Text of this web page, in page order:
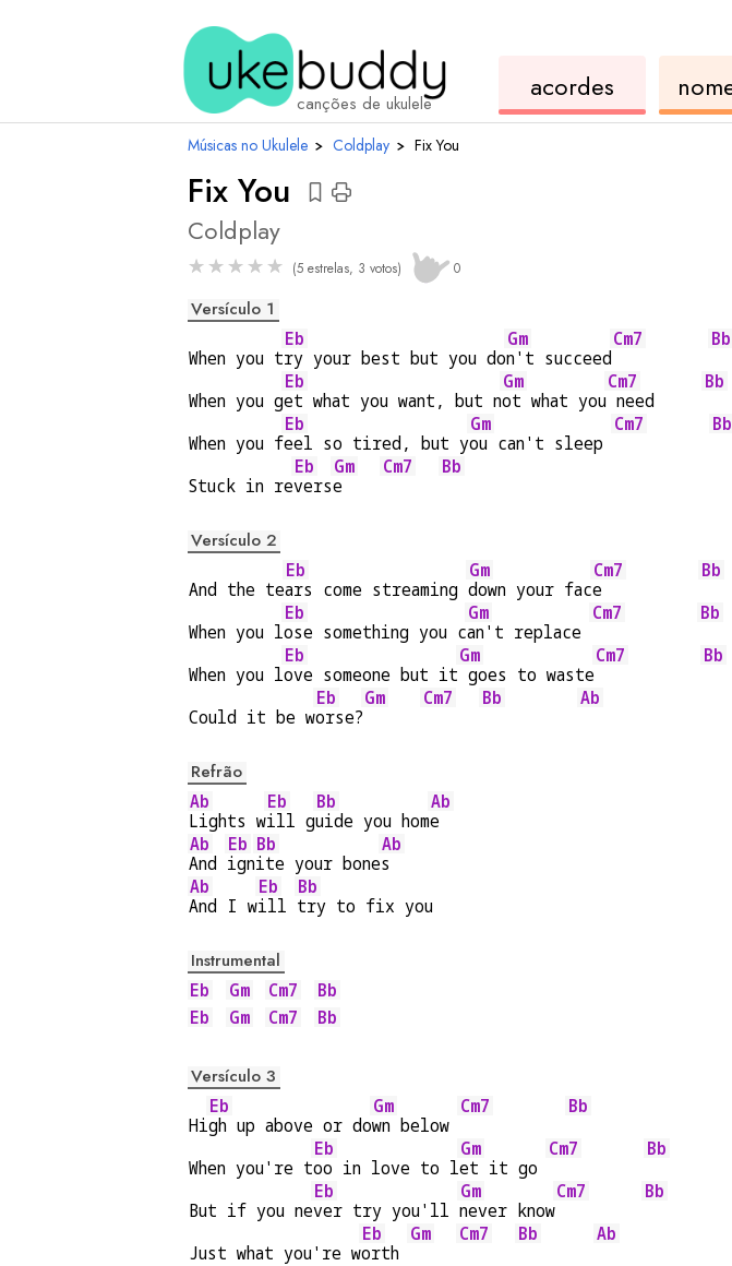
canções de ukulele
acordes ukulele
Músicas no Ukulele › Coldplay › Fix You
Fix You
Coldplay
★★★★★ (5 estrelas, 3 votos) 0
Versículo 1
When you t
Eb
ry your best but you do
Gm
n't succeed
Cm7 Bb
When you g
Eb
et what you want, but n
Gm
ot what you
Cm7
need
Bb
When you f
Eb
eel so tired, but y
Gm
ou can't sleep
Cm7 Bb
Stuck in re
Eb
vers
Gm
e
Cm7 Bb
Versículo 2
And the te
Eb
ars come streaming
Gm
down your fac
Cm7
e
Bb
When you l
Eb
ose something you c
Gm
an't replace
Cm7 Bb
When you l
Eb
ove someone but it
Gm
goes to waste
Cm7 Bb
Could it be w
Eb
orse?
Gm Cm7 Bb Ab
Refrão
Ab
Lights w
Eb
ill g
Bb
uide you hom
Ab
e
Ab
And
Eb
ign
Bb
ite your bone
Ab
s
Ab
And I w
Eb
ill
Bb
try to fix you
Instrumental
Eb
Gm Cm7
Bb
Eb
Gm Cm7 Bb
Versículo 3
Hi
Eb
gh up above or do
Gm
wn below
Cm7 Bb
When you're t
Eb
oo in love to l
Gm
et it go
Cm7 Bb
But if you ne
Eb
ver try you'll
Gm
never know
Cm7 Bb
Just what you're w
Eb
orth
Gm Cm7 Bb Ab